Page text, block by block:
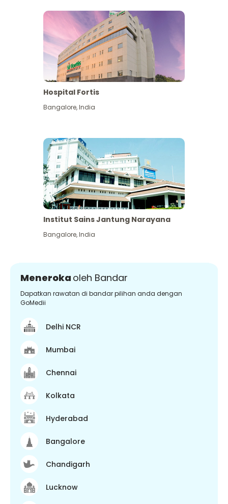
Hospital Fortis
Bangalore,India
Institut Sains Jantung Narayana
Bangalore,India
Meneroka oleh Bandar
Dapatkan rawatan di bandar pilihan anda dengan
GoMedii
Delhi NCR
Mumbai
Chennai
Kolkata
Hyderabad
Bangalore
Chandigarh
Lucknow